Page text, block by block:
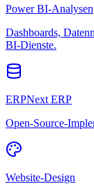
Power BI-Analysen
Dashboards,
BI-Dienste.
ERPNext ERP
Open-Source-
Website-Design